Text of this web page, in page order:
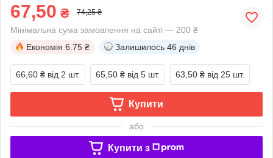
67,50 ₴ 74,25 ₴
Мінімальна сума замовлення на сайті — 200 ₴
Економія 6.75 ₴ Залишилось 46 днів
66,60 ₴ від 2 шт. 65,50 ₴ від 5 шт. 63,50 ₴ від 25 шт.
Купити
або
Купити з